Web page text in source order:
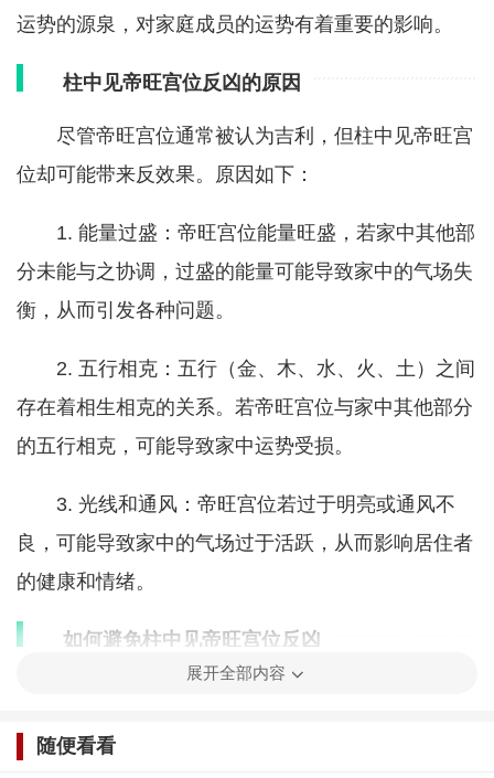
运势的源泉，对家庭成员的运势有着重要的影响。
柱中见帝旺宫位反凶的原因
尽管帝旺宫位通常被认为吉利，但柱中见帝旺宫
位却可能带来反效果。原因如下：
1. 能量过盛：帝旺宫位能量旺盛，若家中其他部
分未能与之协调，过盛的能量可能导致家中的气场失
衡，从而引发各种问题。
2. 五行相克：五行（金、木、水、火、土）之间
存在着相生相克的关系。若帝旺宫位与家中其他部分
的五行相克，可能导致家中运势受损。
3. 光线和通风：帝旺宫位若过于明亮或通风不
良，可能导致家中的气场过于活跃，从而影响居住者
的健康和情绪。
如何避免柱中见帝旺宫位反凶
施：
展开全部内容
随便看看